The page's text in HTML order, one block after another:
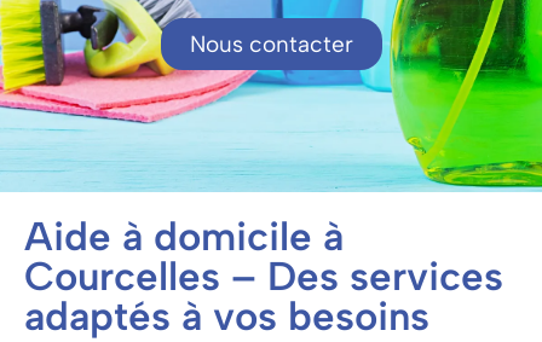
Nous contacter
Aide à domicile à
Courcelles – Des services
adaptés à vos besoins